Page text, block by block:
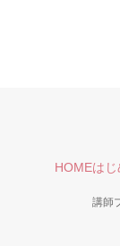
HOMEは
講師